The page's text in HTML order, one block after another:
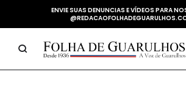
ENVIE SUAS DENUNCIAS E VÍDEOS PARA